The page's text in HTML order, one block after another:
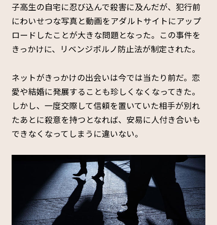
子高生の自宅に忍び込んで殺害に及んだが、犯行前
にわいせつな写真と動画をアダルトサイトにアップ
ロードしたことが大きな問題となった。この事件を
きっかけに、リベンジポルノ防止法が制定された。
ネットがきっかけの出会いは今では当たり前だ。恋
愛や結婚に発展することも珍しくなくなってきた。
しかし、一度交際して信頼を置いていた相手が別れ
たあとに殺意を持つとなれば、安易に人付き合いも
できなくなってしまうに違いない。